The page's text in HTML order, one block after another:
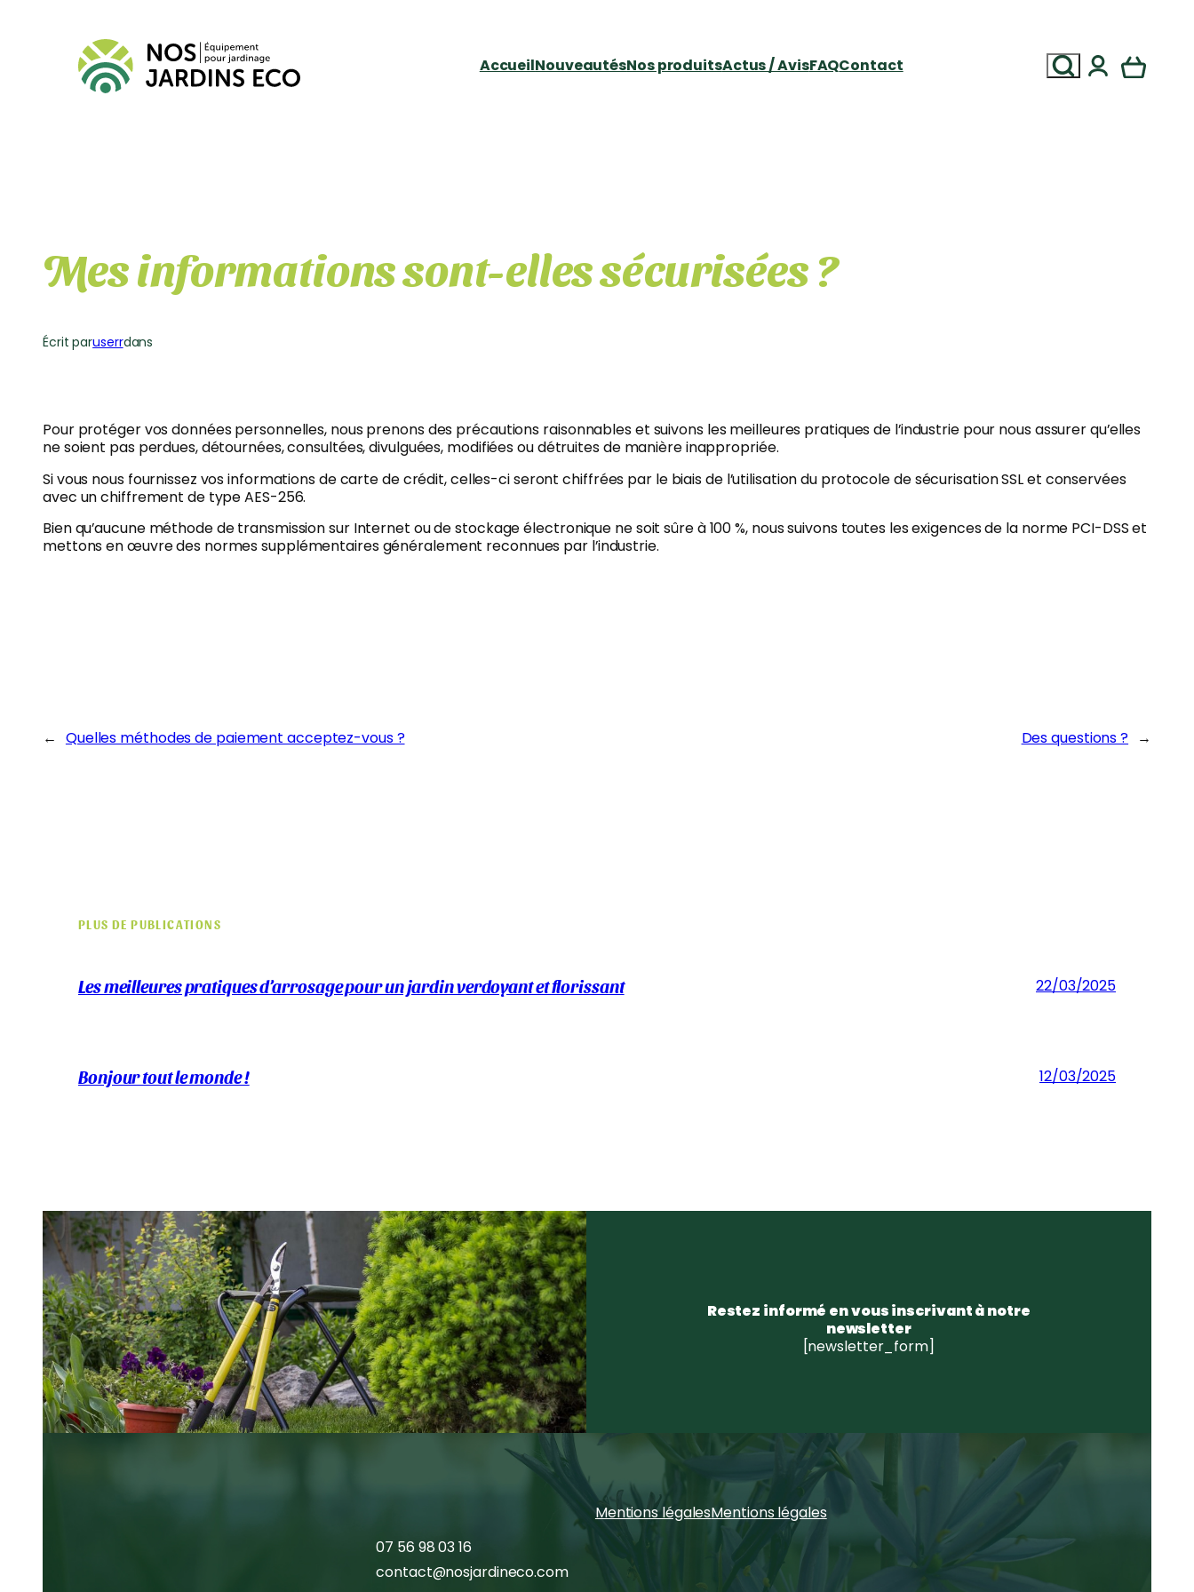
AccueilNouveautésNos produitsActus / AvisFAQContact Recherche
Mes informations sont-elles sécurisées ?
Écrit paruserrdans
Pour protéger vos données personnelles, nous prenons des précautions raisonnables et suivons les meilleures pratiques de l’industrie pour nous assurer qu’elles
ne soient pas perdues, détournées, consultées, divulguées, modifiées ou détruites de manière inappropriée.
Si vous nous fournissez vos informations de carte de crédit, celles-ci seront chiffrées par le biais de l’utilisation du protocole de sécurisation SSL et conservées
avec un chiffrement de type AES-256.
Bien qu’aucune méthode de transmission sur Internet ou de stockage électronique ne soit sûre à 100 %, nous suivons toutes les exigences de la norme PCI-DSS et
mettons en œuvre des normes supplémentaires généralement reconnues par l’industrie.
← Quelles méthodes de paiement acceptez-vous ? Des questions ? →
PLUS DE PUBLICATIONS
Les meilleures pratiques d’arrosage pour un jardin verdoyant et florissant 22/03/2025
Bonjour tout le monde ! 12/03/2025
Restez informé en vous inscrivant à notre
newsletter
[newsletter_form]
07 56 98 03 16
contact@nosjardineco.com
Mentions légalesMentions légales